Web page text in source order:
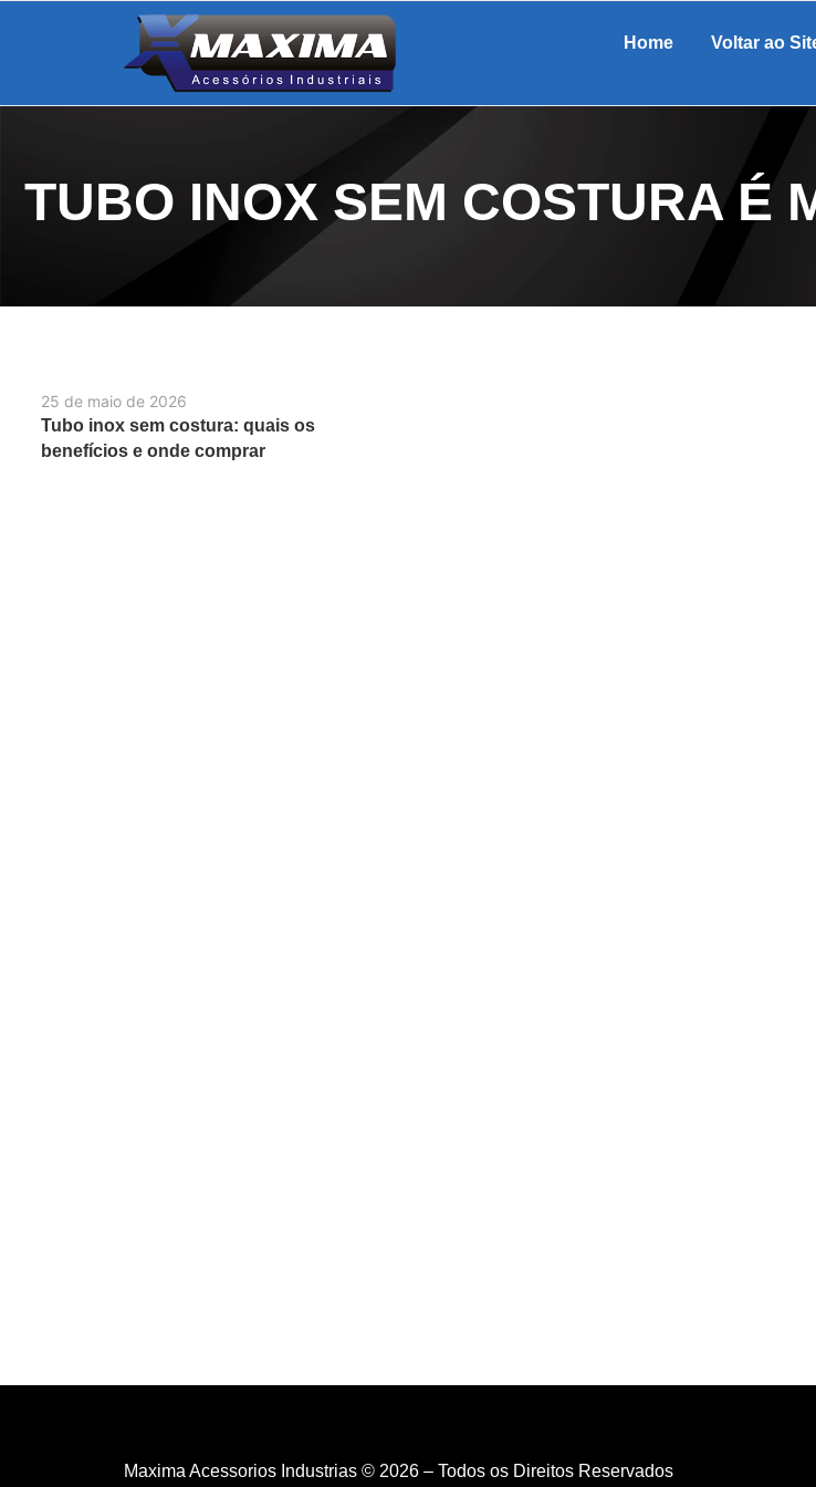
Home Voltar ao
TUBO INOX SEM COSTURA É
25 de maio de 2026
Tubo inox sem costura: quais os
benefícios e onde comprar
Maxima Acessorios Industrias © 2026 – Todos os Direitos Reservados